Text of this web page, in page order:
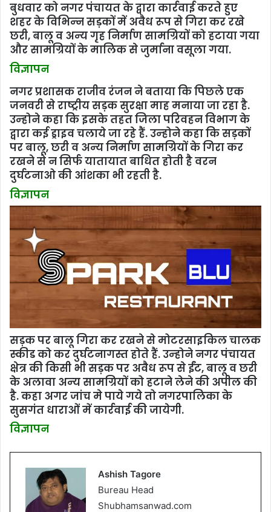
बुधवार को नगर पंचायत के द्वारा कार्रवाई करते हुए
शहर के विभिन्‍न सड़कों में अवैध रूप से गिरा कर रखे
छरी, बालू व अन्‍य गृह निर्माण सामग्रियों को हटाया गया
और सामग्रियों के मालिक से जुर्माना वसूला गया.
विज्ञापन
नगर प्रशासक राजीव रंजन ने बताया कि पिछले एक
जनवरी से राष्‍ट्रीय सड़क सुरक्षा माह मनाया जा रहा है.
उन्‍होने कहा कि इसके तहत जिला परिवहन विभाग के
द्वारा कई ड्राइव चलाये जा रहे हैं. उन्‍होने कहा कि सड़कों
पर बालू, छरी व अन्‍य निर्माण सामग्रियों के गिरा कर
रखने से न सिर्फ यातायात बाधित होती है वरन
दुर्घटनाओ की आंशका भी रहती है.
विज्ञापन
सड़क पर बालू गिरा कर रखने से मोटरसाइकिल चालक
स्‍कीड को कर दुर्घटनागस्‍त होते हैं. उन्‍होने नगर पंचायत
क्षेत्र की किसी भी सड़क पर अवैध रूप से ईंट, बालू व छरी
के अलावा अन्‍य सामग्रियों को हटाने लेने की अपील की
है. कहा अगर जांच मे पाये गये तो नगरपालिका के
सुसगंत धाराओं में कार्रवाई की जायेगी.
विज्ञापन
Ashish Tagore
Bureau Head
Shubhamsanwad.com